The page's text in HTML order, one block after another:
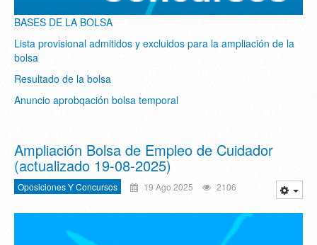
BASES DE LA BOLSA
Lista provisional admitidos y excluidos para la ampliación de la
bolsa
Resultado de la bolsa
Anuncio aprobqación bolsa temporal
Ampliación Bolsa de Empleo de Cuidador
(actualizado 19-08-2025)
Oposiciones Y Concursos 19 Ago 2025 2106